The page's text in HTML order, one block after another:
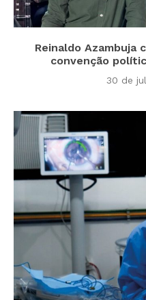
Reinaldo Azambuja
convenção
30 de